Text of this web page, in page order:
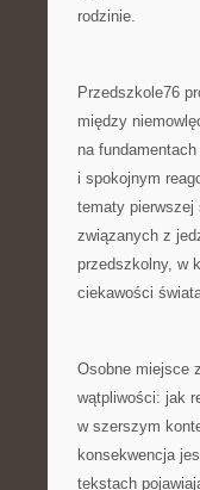
rodzinie.
Przedszkole76
między
na
i spokojnym
tematy pierwszej
związanych z
przedszkolny, w
ciekawości
Osobne miejsce
wątpliwości: jak
w szerszym
konsekwencja
tekstach